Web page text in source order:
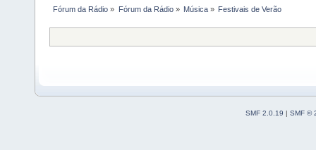
Fórum da Rádio » Fórum da Rádio» Música» Festivais de Verão
SMF 2.0.19 | SMF ©